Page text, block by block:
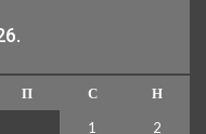
П С
Н
1
2